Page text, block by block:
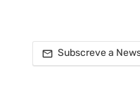
Subscreve a